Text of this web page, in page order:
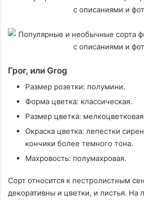
Грог, или Grog
Размер розетки: полумини.
Форма цветка: классическая.
Размер цветка:
Окраска цветка: лепестки
кончики более темного тона.
Махровость: полумахровая.
Сорт относится к пестролистным
декоративны и цветки, и листья. На